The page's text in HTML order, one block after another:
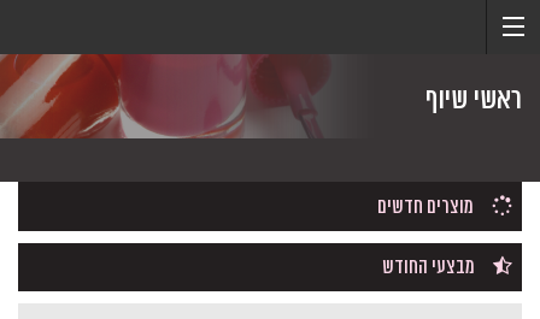
ראשי שיוף
מוצרים חדשים
מבצעי החודש